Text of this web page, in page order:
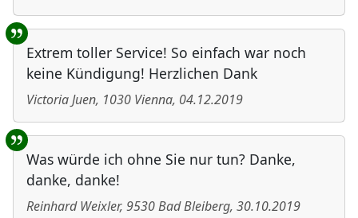
Extrem toller Service! So einfach war noch
keine Kündigung! Herzlichen Dank
Victoria Juen, 1030 Vienna, 04.12.2019
Was würde ich ohne Sie nur tun? Danke,
danke, danke!
Reinhard Weixler, 9530Bad Bleiberg, 30.10.2019